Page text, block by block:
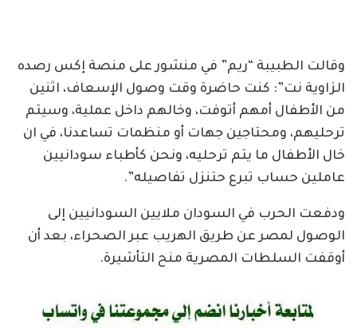
وقالت الطبيبة “ريم” في منشور على منصة إكس رصده
الزاوية نت”: كنت حاضرة وقت وصول الإسعاف، اثنين
من الأطفال أمهم أتوفت، وخالهم داخل عملية، وسيتم
ترحليهم، ومحتاجين جهات أو منظمات تساعدنا، في ان
خال الأطفال ما يتم ترحليه، ونحن كأطباء سودانيين
عاملين حساب تبرع حتنزل تفاصيله”.
ودفعت الحرب في السودان ملايين السودانيين إلى
الوصول لمصر عن طريق الهريب عبر الصحراء، بعد أن
أوقفت السلطات المصرية منح التأشيرة.